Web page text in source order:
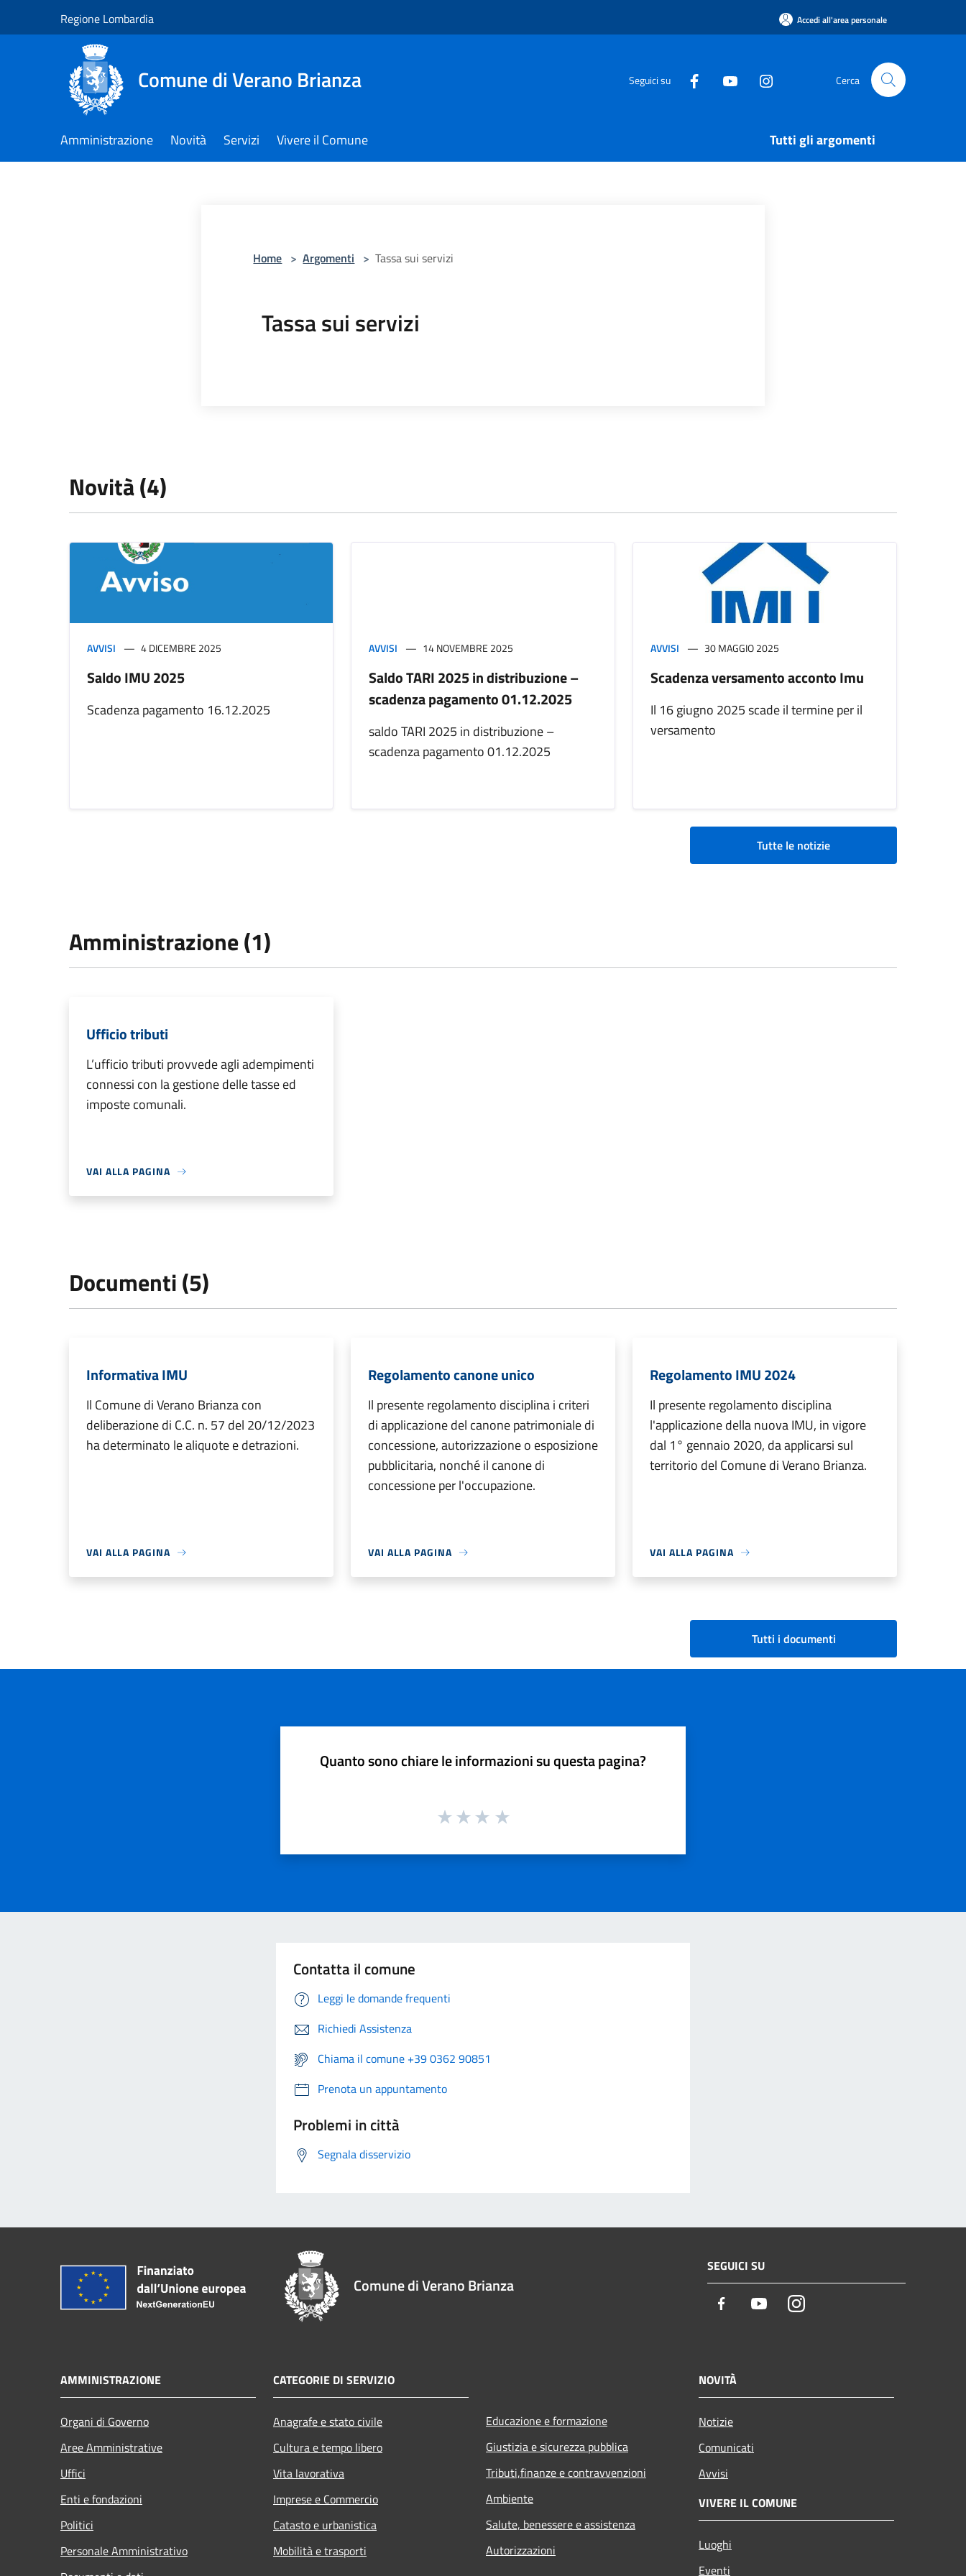
Regione Lombardia Accedi all'area personale
Comune di Verano Brianza Seguici su Cerca
Amministrazione Novità Servizi Vivere il Comune Tutti gli argomenti
Home > Argomenti > Tassa sui servizi
Tassa sui servizi
Novità (4)
AVVISI 4 DICEMBRE 2025
Saldo IMU 2025
Scadenza pagamento 16.12.2025
AVVISI 14 NOVEMBRE 2025
Saldo TARI 2025 in distribuzione –
scadenza pagamento 01.12.2025
saldo TARI 2025 in distribuzione –
scadenza pagamento 01.12.2025
AVVISI 30 MAGGIO 2025
Scadenza versamento acconto Imu
Il 16 giugno 2025 scade il termine per il
versamento
Tutte le notizie
Amministrazione (1)
Ufficio tributi
L’ufficio tributi provvede agli adempimenti
connessi con la gestione delle tasse ed
imposte comunali.
VAI ALLA PAGINA
Documenti (5)
Informativa IMU
Il Comune di Verano Brianza con
deliberazione di C.C. n. 57 del 20/12/2023
ha determinato le aliquote e detrazioni.
VAI ALLA PAGINA
Regolamento canone unico
Il presente regolamento disciplina i criteri
di applicazione del canone patrimoniale di
concessione, autorizzazione o esposizione
pubblicitaria, nonché il canone di
concessione per l'occupazione.
VAI ALLA PAGINA
Regolamento IMU 2024
Il presente regolamento disciplina
l'applicazione della nuova IMU, in vigore
dal 1° gennaio 2020, da applicarsi sul
territorio del Comune di Verano Brianza.
VAI ALLA PAGINA
Tutti i documenti
Quanto sono chiare le informazioni su questa pagina?
Contatta il comune
Leggi le domande frequenti
Richiedi Assistenza
Chiama il comune +39 0362 90851
Prenota un appuntamento
Problemi in città
Segnala disservizio
Comune di Verano Brianza
SEGUICI SU
Facebook YoutubeInstagram
AMMINISTRAZIONE
Organi di Governo
Aree Amministrative
Uffici
Enti e fondazioni
Politici
Personale Amministrativo
CATEGORIE DI SERVIZIO
Anagrafe e stato civile
Cultura e tempo libero
Vita lavorativa
Imprese e Commercio
Catasto e urbanistica
Mobilità e trasporti
Educazione e formazione
Giustizia e sicurezza pubblica
Tributi,finanze e contravvenzioni
Ambiente
Salute, benessere e assistenza
Autorizzazioni
NOVITÀ
Notizie
Comunicati
Avvisi
VIVERE IL COMUNE
Luoghi
Eventi